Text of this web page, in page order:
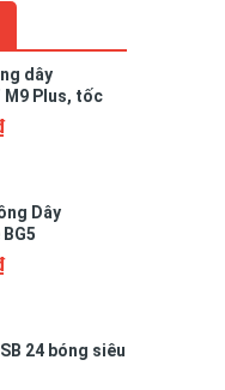
dây
M9 Plus, tốc
nhanh
Dây
24 bóng siêu